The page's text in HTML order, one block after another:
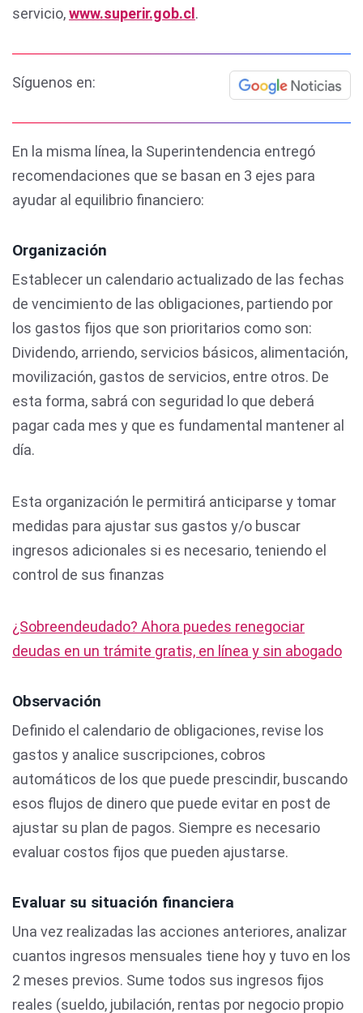
servicio,www.superir.gob.cl .
Síguenos en:
En la misma línea, la Superintendencia entregó
recomendaciones que se basan en 3 ejes para
ayudar al equilibrio financiero:
Organización
Establecer un calendario actualizado de las fechas
de vencimiento de las obligaciones, partiendo por
los gastos fijos que son prioritarios como son:
Dividendo, arriendo, servicios básicos, alimentación,
movilización, gastos de servicios, entre otros. De
esta forma, sabrá con seguridad lo que deberá
pagar cada mes y que es fundamental mantener al
día.
Esta organización le permitirá anticiparse y tomar
medidas para ajustar sus gastos y/o buscar
ingresos adicionales si es necesario, teniendo el
control de sus finanzas
¿Sobreendeudado? Ahora puedes renegociar
deudas en un trámite gratis, en línea y sin abogado
Observación
Definido el calendario de obligaciones, revise los
gastos y analice suscripciones, cobros
automáticos de los que puede prescindir, buscando
esos flujos de dinero que puede evitar en post de
ajustar su plan de pagos. Siempre es necesario
evaluar costos fijos que pueden ajustarse.
Evaluar su situación financiera
Una vez realizadas las acciones anteriores, analizar
cuantos ingresos mensuales tiene hoy y tuvo en los
2 meses previos. Sume todos sus ingresos fijos
reales (sueldo, jubilación, rentas por negocio propio